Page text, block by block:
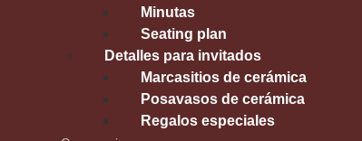
Minutas
Seating plan
Detalles para invitados
Marcasitios de cerámica
Posavasos de cerámica
Regalos especiales